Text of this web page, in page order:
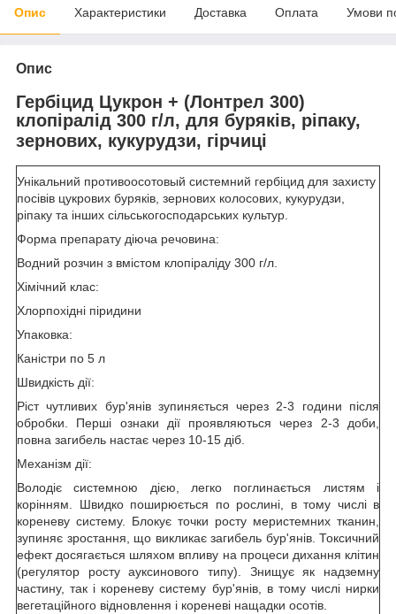
Опис Характеристики Доставка Оплата Умови
Опис
Гербіцид Цукрон + (Лонтрел 300)
клопіралід 300 г/л, для буряків, ріпаку,
зернових, кукурудзи, гірчиці
Унікальний противоосотовый системний гербіцид для захисту
посівів цукрових буряків, зернових колосових, кукурудзи,
ріпаку та інших сільськогосподарських культур.
Форма препарату діюча речовина:
Водний розчин з вмістом клопіраліду 300 г/л.
Хімічний клас:
Хлорпохідні піридини
Упаковка:
Каністри по 5 л
Швидкість дії:
Ріст чутливих бур'янів зупиняється через 2-3 години після
обробки. Перші ознаки дії проявляються через 2-3 доби,
повна загибель настає через 10-15 діб.
Механізм дії:
Володіє системною дією, легко поглинається листям і
корінням. Швидко поширюється по рослині, в тому числі в
кореневу систему. Блокує точки росту меристемних тканин,
зупиняє зростання, що викликає загибель бур'янів. Токсичний
ефект досягається шляхом впливу на процеси дихання клітин
(регулятор росту ауксинового типу). Знищує як надземну
частину, так і кореневу систему бур'янів, в тому числі нирки
вегетаційного відновлення і кореневі нащадки осотів.